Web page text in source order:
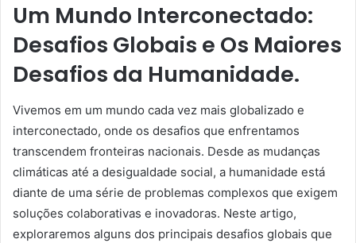
Um Mundo Interconectado:
Desafios Globais e Os Maiores
Desafios da Humanidade.
Vivemos em um mundo cada vez mais globalizado e
interconectado, onde os desafios que enfrentamos
transcendem fronteiras nacionais. Desde as mudanças
climáticas até a desigualdade social, a humanidade está
diante de uma série de problemas complexos que exigem
soluções colaborativas e inovadoras. Neste artigo,
exploraremos alguns dos principais desafios globais que